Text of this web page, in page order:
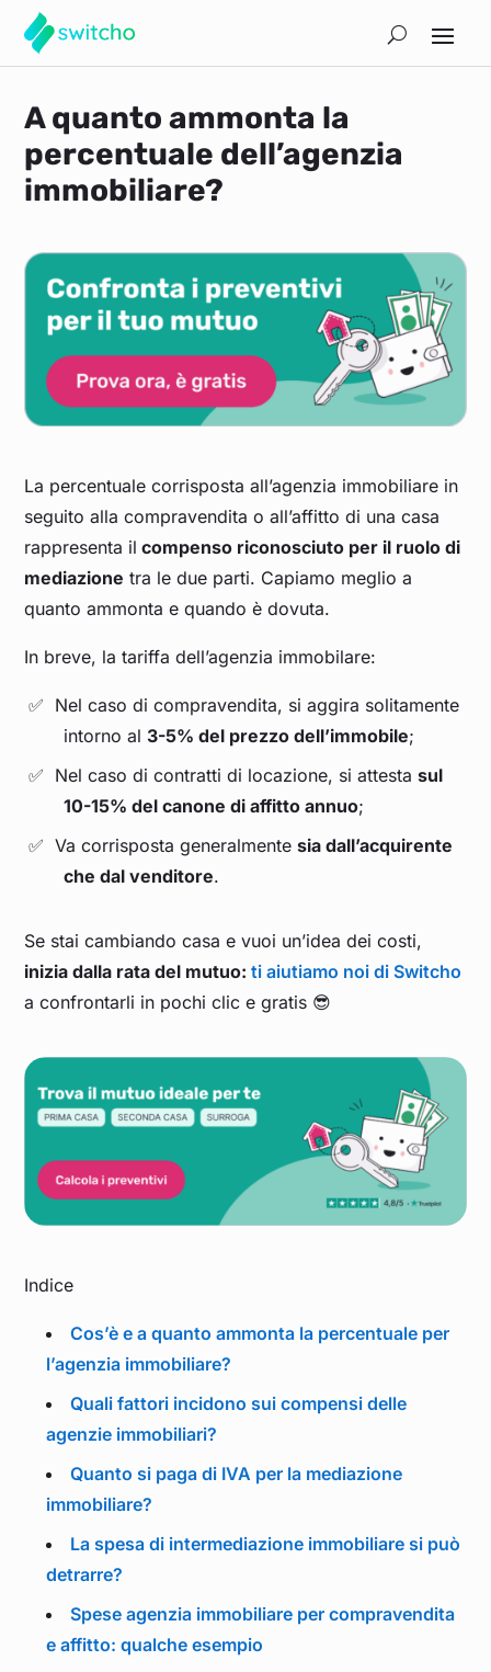
A quanto ammonta la
percentuale dell’agenzia
immobiliare?
La percentuale corrisposta all’agenzia immobiliare in
seguito alla compravendita o all’affitto di una casa
rappresenta il compenso riconosciuto per il ruolo di
mediazione tra le due parti. Capiamo meglio a
quanto ammonta e quando è dovuta.
In breve, la tariffa dell’agenzia immobilare:
Nel caso di compravendita, si aggira solitamente
intorno al 3-5% del prezzo dell’immobile;
Nel caso di contratti di locazione, si attesta sul
10-15% del canone di affitto annuo;
Va corrisposta generalmente sia dall’acquirente
che dal venditore.
Se stai cambiando casa e vuoi un’idea dei costi,
inizia dalla rata del mutuo:ti aiutiamo noi di Switcho
a confrontarli in pochi clic e gratis 😎
Indice
Cos’è e a quanto ammonta la percentuale per
l’agenzia immobiliare?
Quali fattori incidono sui compensi delle
agenzie immobiliari?
Quanto si paga di IVA per la mediazione
immobiliare?
La spesa di intermediazione immobiliare si può
detrarre?
Spese agenzia immobiliare per compravendita
e affitto: qualche esempio